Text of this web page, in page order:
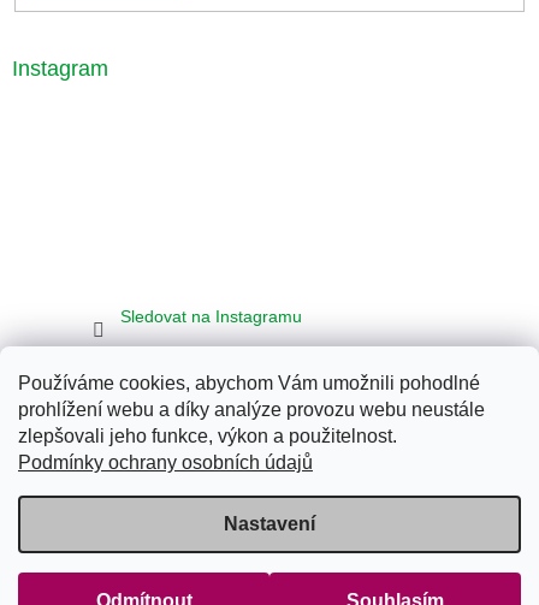
Používáme cookies, abychom Vám umožnili pohodlné
prohlížení webu a díky analýze provozu webu neustále
zlepšovali jeho funkce, výkon a použitelnost.
Podmínky ochrany osobních údajů
Nastavení
Odmítnout Souhlasím
Instagram
Sledovat na Instagramu
Seznam Google Bing
Copyright 2026Klub Energy Tábor. Všechna práva vyhrazena.
Upravit nastavení cookies